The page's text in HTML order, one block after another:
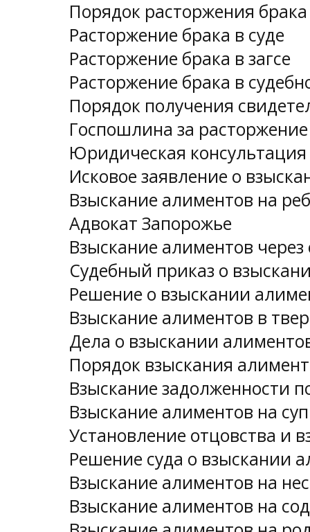
Порядок расторжения брака
Расторжение брака в суде
Расторжение брака в загсе
Расторжение брака в
Порядок получения
Госпошлина за
Юридическая
Исковое заявление о
Взыскание алиментов на
Адвокат Запорожье
Взыскание алиментов через
Судебный приказ о
Решение о взыскании
Взыскание алиментов в
Дела о взыскании
Порядок взыскания
Взыскание задолженности
Взыскание алиментов на
Установление отцовства и
Решение суда о взыскании
Взыскание алиментов на
Взыскание алиментов на